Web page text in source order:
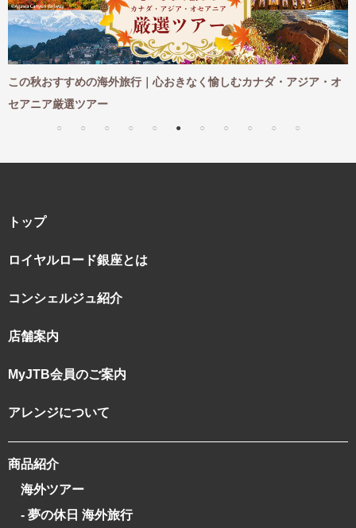
この秋おすすめの海外旅行｜心おきなく愉しむカナダ・アジア・オ
セアニア厳選ツアー
トップ
ロイヤルロード銀座とは
コンシェルジュ紹介
店舗案内
MyJTB会員のご案内
アレンジについて
商品紹介
海外ツアー
- 夢の休日 海外旅行